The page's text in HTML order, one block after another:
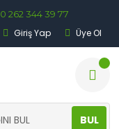
0 262 344 39 77
Giriş Yap Üye Ol
BUL